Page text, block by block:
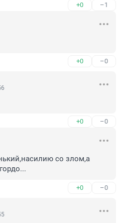
+0 –1
+0 –0
+0 –0
со злом,а
+0 –0